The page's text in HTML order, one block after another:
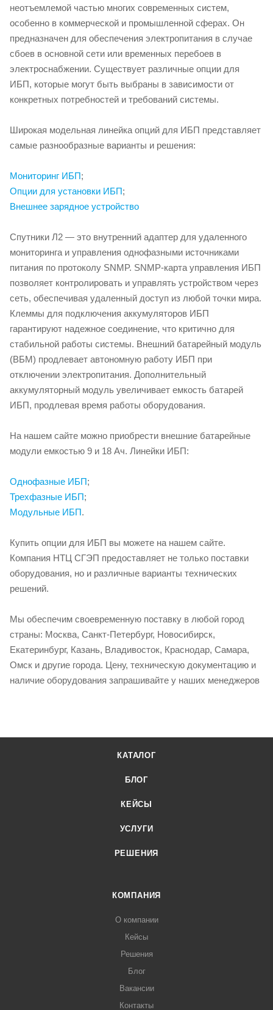
неотъемлемой частью многих современных систем,
особенно в коммерческой и промышленной сферах. Он
предназначен для обеспечения электропитания в случае
сбоев в основной сети или временных перебоев в
электроснабжении. Существует различные опции для
ИБП, которые могут быть выбраны в зависимости от
конкретных потребностей и требований системы.
Широкая модельная линейка опций для ИБП представляет
самые разнообразные варианты и решения:
Мониторинг ИБП;
Опции для установки ИБП;
Внешнее зарядное устройство
Спутники Л2 — это внутренний адаптер для удаленного
мониторинга и управления однофазными источниками
питания по протоколу SNMP. SNMP-карта управления ИБП
позволяет контролировать и управлять устройством через
сеть, обеспечивая удаленный доступ из любой точки мира.
Клеммы для подключения аккумуляторов ИБП
гарантируют надежное соединение, что критично для
стабильной работы системы. Внешний батарейный модуль
(ВБМ) продлевает автономную работу ИБП при
отключении электропитания. Дополнительный
аккумуляторный модуль увеличивает емкость батарей
ИБП, продлевая время работы оборудования.
На нашем сайте можно приобрести внешние батарейные
модули емкостью 9 и 18 Ач. Линейки ИБП:
Однофазные ИБП;
Трехфазные ИБП;
Модульные ИБП.
Купить опции для ИБП вы можете на нашем сайте.
Компания НТЦ СГЭП предоставляет не только поставки
оборудования, но и различные варианты технических
решений.
Мы обеспечим своевременную поставку в любой город
страны: Москва, Санкт-Петербург, Новосибирск,
Екатеринбург, Казань, Владивосток, Краснодар, Самара,
Омск и другие города. Цену, техническую документацию и
наличие оборудования запрашивайте у наших менеджеров
КАТАЛОГ
БЛОГ
КЕЙСЫ
УСЛУГИ
РЕШЕНИЯ
КОМПАНИЯ
О компании
Кейсы
Решения
Блог
Вакансии
Контакты